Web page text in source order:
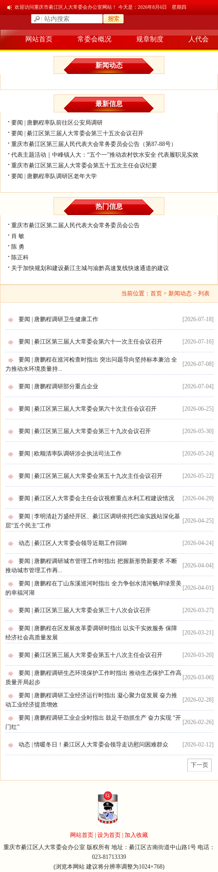
欢迎访问重庆市綦江区人大常委会办公室网站！ 今天是： 2026年8月6日 星期四
网站首页 常委会概况 规章制度 人代会
新闻动态
最新信息
要闻 | 唐鹏程率队前往区公安局调研
要闻 | 綦江区第三届人大常委会第三十五次会议召开
重庆市綦江区第三届人民代表大会常务委员会公告（第87-88号）
代表主题活动｜中峰镇人大：“五个一”推动农村饮水安全 代表履职见实效
重庆市綦江区第三届人大常委会第五十五次主任会议纪要
要闻 | 唐鹏程率队调研区老年大学
热门信息
重庆市綦江区第二届人民代表大会常务委员会公告
肖 敏
陈 勇
陈正科
关于加快规划和建设綦江主城与渝黔高速复线快速通道的建议
当前位置： 首页 > 新闻动态 > 列表
要闻 | 唐鹏程调研卫生健康工作 [2026-07-18]
要闻 | 綦江区第三届人大常委会第六十一次主任会议召开 [2026-07-16]
要闻 | 唐鹏程在巡河检查时指出 突出问题导向坚持标本兼治 全
力推动水环境质量持...
[2026-07-08]
要闻 | 唐鹏程调研部分重点企业 [2026-07-04]
要闻 | 綦江区第三届人大常委会第六十次主任会议召开 [2026-06-25]
要闻 | 綦江区第三届人大常委会第三十九次会议召开 [2026-05-30]
要闻 | 欧顺清率队调研涉企执法司法工作 [2026-05-24]
要闻 | 綦江区第三届人大常委会第五十九次主任会议召开 [2026-05-22]
要闻 | 綦江区人大常委会主任会议视察重点水利工程建设情况 [2026-04-29]
要闻 | 李明清赴万盛经开区、綦江区调研依托巴渝实践站深化基
层“五个民主”工作
[2026-04-25]
动态 | 綦江区人大常委会领导近期工作回眸 [2026-04-24]
要闻 | 唐鹏程调研城市管理工作时指出 把握新形势新要求 不断
推动城市管理工作再...
[2026-04-04]
要闻 | 唐鹏程在丁山东溪巡河时指出 全力争创水清河畅岸绿景美
的幸福河湖
[2026-04-01]
要闻 | 綦江区第三届人大常委会第三十八次会议召开 [2026-03-27]
要闻 | 唐鹏程在区发展改革委调研时指出 以实干实效服务 保障
经济社会高质量发展
[2026-03-21]
要闻 | 綦江区第三届人大常委会第五十八次主任会议召开 [2026-03-20]
要闻 | 唐鹏程调研生态环境保护工作时指出 推动生态保护工作高
质量开局起步
[2026-03-06]
要闻 | 唐鹏程调研工业经济运行时指出 凝心聚力促发展 奋力推
动工业经济提质增效
[2026-02-28]
要闻 | 唐鹏程调研工业企业时指出 鼓足干劲抓生产 奋力实现 “开
门红”
[2026-02-26]
动态 | 情暖冬日！綦江区人大常委会领导走访慰问困难群众 [2026-02-12]
下一页
网站首页 设为首页 加入收藏
重庆市綦江区人大常委会办公室 版权所有 地址：綦江区古南街道中山路1号 电话：
023-81713339
(浏览本网站 建议将分辨率调整为1024×768)